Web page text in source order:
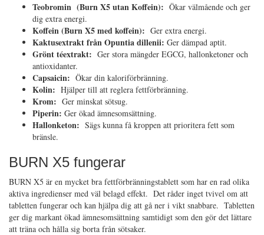
Teobromin (Burn X5 utan Koffein): Ökar välmående och ger
dig extra energi.
Koffein (Burn X5 med koffein): Ger extra energi.
Kaktusextrakt från Opuntia dillenii: Ger dämpad aptit.
Grönt téextrakt: Ger stora mängder EGCG, hallonketoner och
antioxidanter.
Capsaicin: Ökar din kaloriförbränning.
Kolin: Hjälper till att reglera fettförbränning.
Krom: Ger minskat sötsug.
Piperin: Ger ökad ämnesomsättning.
Hallonketon: Sägs kunna få kroppen att prioritera fett som
bränsle.
BURN X5 fungerar
BURN X5 är en mycket bra fettförbränningstablett som har en rad olika
aktiva ingredienser med väl belagd effekt. Det råder inget tvivel om att
tabletten fungerar och kan hjälpa dig att gå ner i vikt snabbare. Tabletten
ger dig markant ökad ämnesomsättning samtidigt som den gör det lättare
att träna och hålla sig borta från sötsaker.